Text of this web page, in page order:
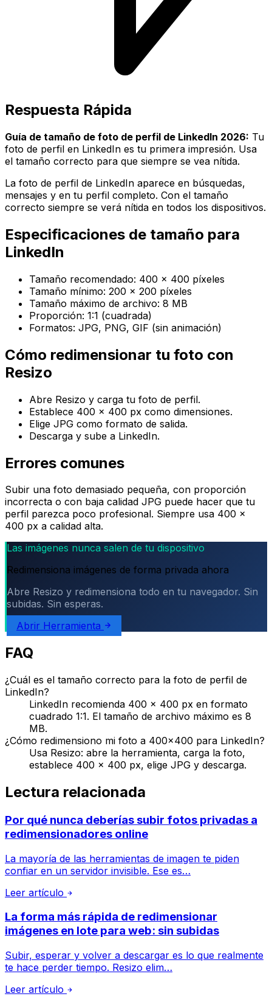
Respuesta Rápida
Guía de tamaño de foto de perfil de LinkedIn 2026: Tu
foto de perfil en LinkedIn es tu primera impresión. Usa
el tamaño correcto para que siempre se vea nítida.
La foto de perfil de LinkedIn aparece en búsquedas,
mensajes y en tu perfil completo. Con el tamaño
correcto siempre se verá nítida en todos los dispositivos.
Especificaciones de tamaño para
LinkedIn
Tamaño recomendado: 400 × 400 píxeles
Tamaño mínimo: 200 × 200 píxeles
Tamaño máximo de archivo: 8 MB
Proporción: 1:1 (cuadrada)
Formatos: JPG, PNG, GIF (sin animación)
Cómo redimensionar tu foto con
Resizo
Abre Resizo y carga tu foto de perfil.
Establece 400 × 400 px como dimensiones.
Elige JPG como formato de salida.
Descarga y sube a LinkedIn.
Errores comunes
Subir una foto demasiado pequeña, con proporción
incorrecta o con baja calidad JPG puede hacer que tu
perfil parezca poco profesional. Siempre usa 400 ×
400 px a calidad alta.
Las imágenes nunca salen de tu dispositivo
Redimensiona imágenes de forma privada ahora
Abre Resizo y redimensiona todo en tu navegador. Sin
subidas. Sin esperas.
Abrir Herramienta
FAQ
¿Cuál es el tamaño correcto para la foto de perfil de
LinkedIn?
LinkedIn recomienda 400 × 400 px en formato
cuadrado 1:1. El tamaño de archivo máximo es 8
MB.
¿Cómo redimensiono mi foto a 400x400 para LinkedIn?
Usa Resizo: abre la herramienta, carga la foto,
establece 400 × 400 px, elige JPG y descarga.
Lectura relacionada
Por qué nunca deberías subir fotos privadas a
redimensionadores online
La mayoría de las herramientas de imagen te piden
confiar en un servidor invisible. Ese es…
Leer artículo
La forma más rápida de redimensionar
imágenes en lote para web: sin subidas
Subir, esperar y volver a descargar es lo que realmente
te hace perder tiempo. Resizo elim…
Leer artículo